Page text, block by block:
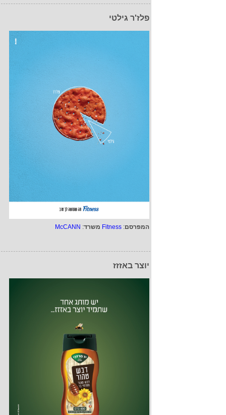
פלז'ר גילטי
המפרסם:
Fitness משרד:
McCANN
יוצר באזזז